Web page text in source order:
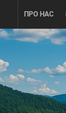
content
ПРО НАС